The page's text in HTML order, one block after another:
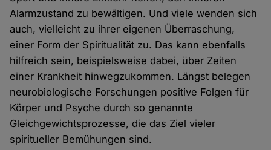
Alarmzustand zu bewältigen. Und viele wenden sich
auch, vielleicht zu ihrer eigenen Überraschung,
einer Form der Spiritualität zu. Das kann ebenfalls
hilfreich sein, beispielsweise dabei, über Zeiten
einer Krankheit hinwegzukommen. Längst belegen
neurobiologische Forschungen positive Folgen für
Körper und Psyche durch so genannte
Gleichgewichtsprozesse, die das Ziel vieler
spiritueller Bemühungen sind.